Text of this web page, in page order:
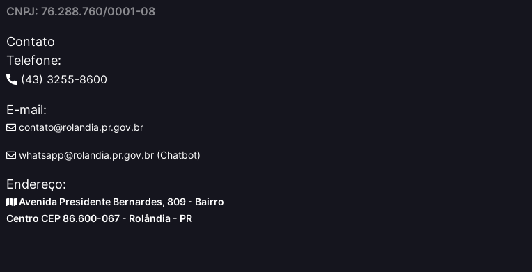
CNPJ: 76.288.760/0001-08
Contato
Telefone:
(43) 3255-8600
E-mail:
contato@rolandia.pr.gov.br
whatsapp@rolandia.pr.gov.br (Chatbot)
Endereço:
Avenida Presidente Bernardes, 809 - Bairro
Centro CEP 86.600-067 - Rolândia - PR